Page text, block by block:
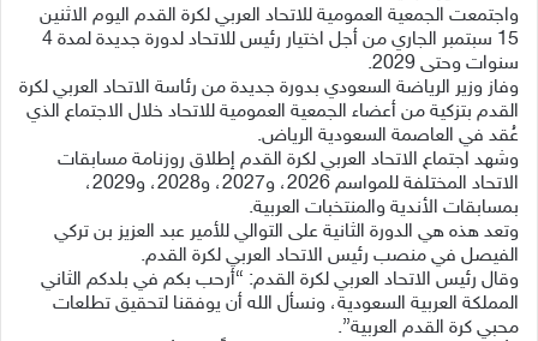
‎واجتمعت الجمعية العمومية للاتحاد العربي لكرة القدم اليوم الاثنين
15 سبتمبر الجاري من أجل اختيار رئيس للاتحاد لدورة جديدة لمدة 4
سنوات وحتى 2029.
‎وفاز وزير الرياضة السعودي بدورة جديدة من رئاسة الاتحاد العربي لكرة
القدم بتزكية من أعضاء الجمعية العمومية للاتحاد خلال الاجتماع الذي
عُقد في العاصمة السعودية الرياض.
‎وشهد اجتماع الاتحاد العربي لكرة القدم إطلاق روزنامة مسابقات
الاتحاد المختلفة للمواسم 2026، و2027، و2028، و2029،
بمسابقات الأندية والمنتخبات العربية.
‎وتعد هذه هي الدورة الثانية على التوالي للأمير عبد العزيز بن تركي
الفيصل في منصب رئيس الاتحاد العربي لكرة القدم.
‎وقال رئيس الاتحاد العربي لكرة القدم: “أرحب بكم في بلدكم الثاني
المملكة العربية السعودية، ونسأل الله أن يوفقنا لتحقيق تطلعات
محبي كرة القدم العربية”.